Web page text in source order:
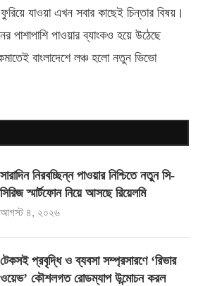
যাওয়া এখন সবার কাছেই চিন্তার বিষয়।
পাশাপাশি পাওয়ার ব্যাংকও হয়ে উঠেছে
বাংলাদেশে লঞ্চ হলো নতুন ভিভো
সারাদিন নিরবচ্ছিন্ন পাওয়ার নিশ্চিতে নতুন সি-
সিরিজ স্মার্টফোন নিয়ে আসছে রিয়েলমি
আগস্ট ৪, ২০২৬
টেকসই প্রবৃদ্ধি ও ব্যবসা সম্প্রসারণে ‘রিভার
ওয়েভ’ কৌশলগত রোডম্যাপ উন্মোচন করল